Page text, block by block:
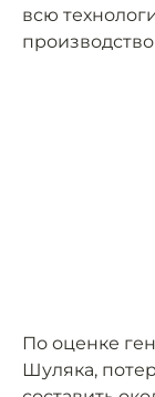
всю
По оценке
Шуляка,